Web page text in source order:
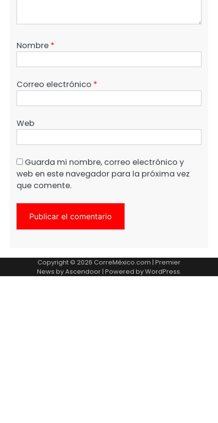
Nombre *
Correo electrónico *
Web
Guarda mi nombre, correo electrónico y
web en este navegador para la próxima vez
que comente.
Copyright © 2026 CorreMéxico.com | Premier
News byAscendoor| Powered byWordPress.